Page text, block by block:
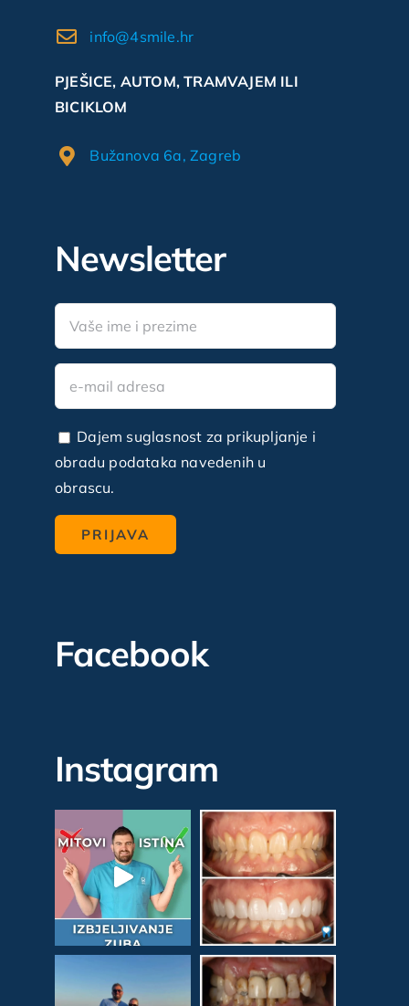
info@4smile.hr
PJEŠICE, AUTOM, TRAMVAJEM ILI
BICIKLOM
Bužanova 6a, Zagreb
Newsletter
Dajem suglasnost za prikupljanje i
obradu podataka navedenih u
obrascu.
Facebook
Instagram